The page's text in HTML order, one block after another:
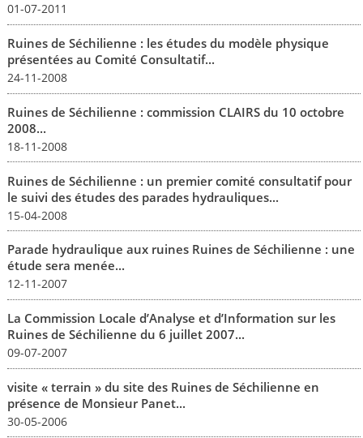
01-07-2011
Ruines de Séchilienne : les études du modèle physique
présentées au Comité Consultatif...
24-11-2008
Ruines de Séchilienne : commission CLAIRS du 10 octobre
2008...
18-11-2008
Ruines de Séchilienne : un premier comité consultatif pour
le suivi des études des parades hydrauliques...
15-04-2008
Parade hydraulique aux ruines Ruines de Séchilienne : une
étude sera menée...
12-11-2007
La Commission Locale d’Analyse et d’Information sur les
Ruines de Séchilienne du 6 juillet 2007...
09-07-2007
visite « terrain » du site des Ruines de Séchilienne en
présence de Monsieur Panet...
30-05-2006